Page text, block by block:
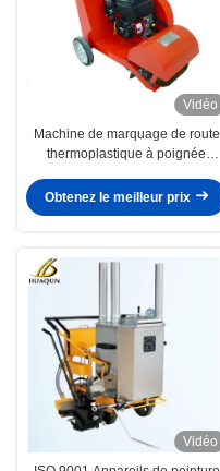
Vidéo
Machine de marquage de route
thermoplastique à poignée
boue de boue
Obtenez le meilleur prix
Vidéo